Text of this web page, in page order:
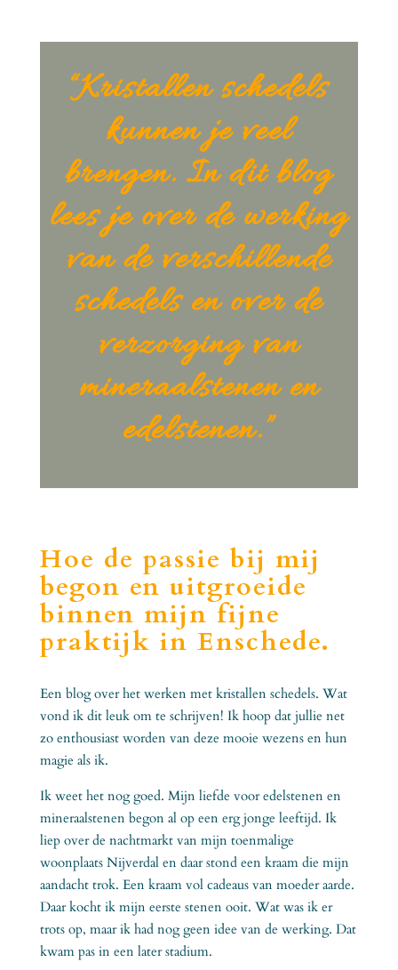
“Kristallen schedels
kunnen je veel
brengen. In dit blog
lees je over de werking
van de verschillende
schedels en over de
verzorging van
mineraalstenen en
edelstenen.”
Hoe de passie bij mij
begon en uitgroeide
binnen mijn fijne
praktijk in Enschede.
Een blog over het werken met kristallen schedels. Wat
vond ik dit leuk om te schrijven! Ik hoop dat jullie net
zo enthousiast worden van deze mooie wezens en hun
magie als ik.
Ik weet het nog goed. Mijn liefde voor edelstenen en
mineraalstenen begon al op een erg jonge leeftijd. Ik
liep over de nachtmarkt van mijn toenmalige
woonplaats Nijverdal en daar stond een kraam die mijn
aandacht trok. Een kraam vol cadeaus van moeder aarde.
Daar kocht ik mijn eerste stenen ooit. Wat was ik er
trots op, maar ik had nog geen idee van de werking. Dat
kwam pas in een later stadium.